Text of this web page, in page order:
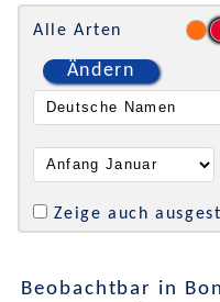
Alle Arten
Ändern
Zeige auch
Beobachtbar in